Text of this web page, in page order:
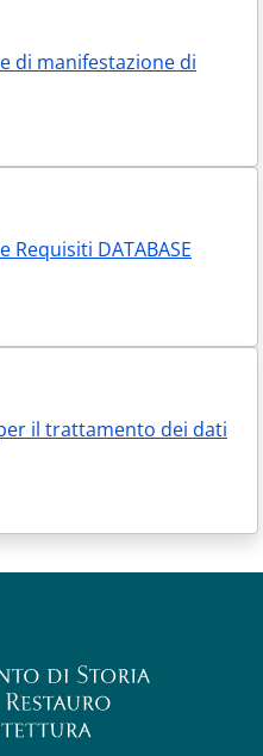
di manifestazione di
DATABASE
il trattamento dei dati